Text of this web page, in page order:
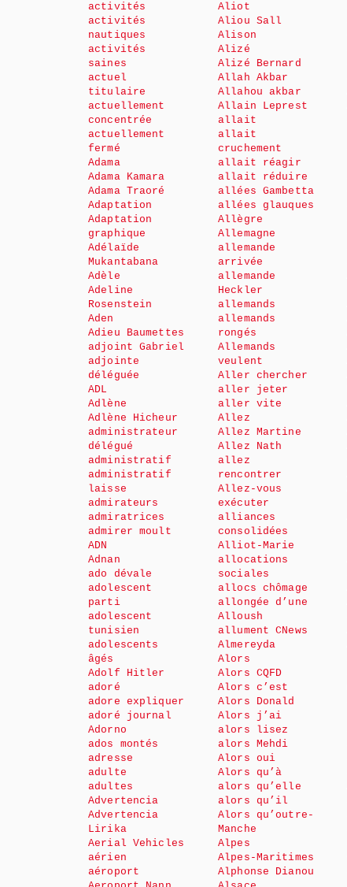
activités
activités
nautiques
activités
saines
actuel
titulaire
actuellement
concentrée
actuellement
fermé
Adama
Adama Kamara
Adama Traoré
Adaptation
Adaptation
graphique
Adélaïde
Mukantabana
Adèle
Adeline
Rosenstein
Aden
Adieu Baumettes
adjoint Gabriel
adjointe
déléguée
ADL
Adlène
Adlène Hicheur
administrateur
délégué
administratif
administratif
laisse
admirateurs
admiratrices
admirer moult
ADN
Adnan
ado dévale
adolescent
parti
adolescent
tunisien
adolescents
âgés
Adolf Hitler
adoré
adore expliquer
adoré journal
Adorno
ados montés
adresse
adulte
adultes
Advertencia
Advertencia
Lirika
Aerial Vehicles
aérien
aéroport
Aliot
Aliou Sall
Alison
Alizé
Alizé Bernard
Allah Akbar
Allahou akbar
Allain Leprest
allait
allait
cruchement
allait réagir
allait réduire
allées Gambetta
allées glauques
Allègre
Allemagne
allemande
arrivée
allemande
Heckler
allemands
allemands
rongés
Allemands
veulent
Aller chercher
aller jeter
aller vite
Allez
Allez Martine
Allez Nath
allez
rencontrer
Allez-vous
exécuter
alliances
consolidées
Alliot-Marie
allocations
sociales
allocs chômage
allongée d’une
Alloush
allument CNews
Almereyda
Alors
Alors CQFD
Alors c’est
Alors Donald
Alors j’ai
alors lisez
alors Mehdi
Alors oui
Alors qu’à
alors qu’elle
alors qu’il
Alors qu’outre-
Manche
Alpes
Alpes-Maritimes
Alphonse Dianou